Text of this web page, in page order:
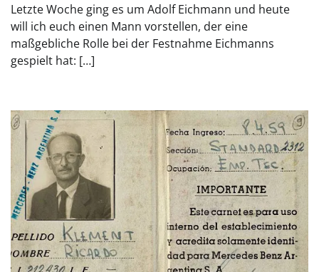
Letzte Woche ging es um Adolf Eichmann und heute
will ich euch einen Mann vorstellen, der eine
maßgebliche Rolle bei der Festnahme Eichmanns
gespielt hat: […]